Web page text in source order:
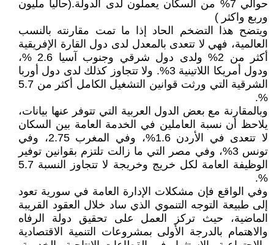
حوالي 7% من السكان يعملون لدى الدولة.(حاليا مليون
وربع واكثر )
ويتضح هذا التضخم الحاد إذا ما تمت مقارنته بالنسب
العالمية، فهي لا تتعدى بالمعدل لدى دول القارة الإفريقية
أكثر من 2% ولدى دول شرقي وجنوب آسيا 2.6 %،
ودول أمريكا اللاتينية 3%. ولا تتجاوز كذلك لدى دول أوربا
الشرقية التي ورثت قوانين التشغيل الكامل أكثر من 5.7
%.
وبالمقارنة مع بعض الدول العربية التي تتوفر عنها بيانات،
يلاحظ أن نسبة العاملين في الخدمة العامة بين السكان
لا تتعدى في الأردن 1.6%، وفي المغرب 2.75، وفي
تونس 3%، وفي مصر التي ما زالت تلتزم بقوانين توفير
الوظيفة العامة لكل خريج وخريجة لا تتجاوز النسبة 5.7
%.
وفي الواقع فإن مشكلات الإدارة العامة في سورية تعود
إلى طبيعة التوجه التنموي الذي ساد خلال العقود القريبة
الماضية، حيث تركز العمل على تحقيق دولة الرفاه
والاهتمام بالدرجة الأولى بمشروعات التنمية الاقتصادية